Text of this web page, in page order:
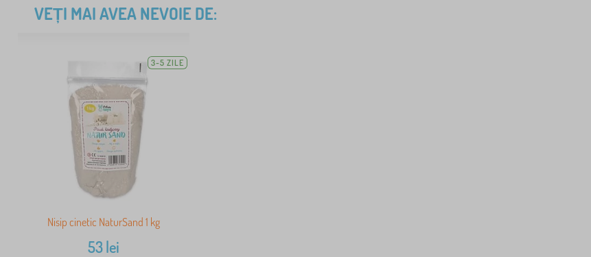
VEȚI MAI AVEA NEVOIE DE:
3-5 ZILE
Nisip cinetic NaturSand 1 kg
53lei